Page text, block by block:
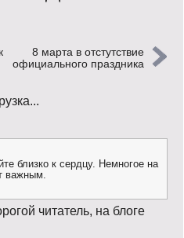
8 марта в отстутствие
официального праздника
близко к сердцу. Немногое на
важным.
читатель, на блоге